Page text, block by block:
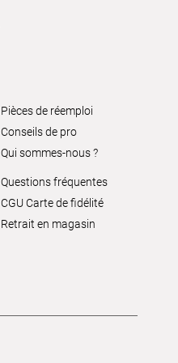
Pièces de réemploi
Conseils de pro
Qui sommes-nous ?
Questions fréquentes
CGU Carte de fidélité
Retrait en magasin